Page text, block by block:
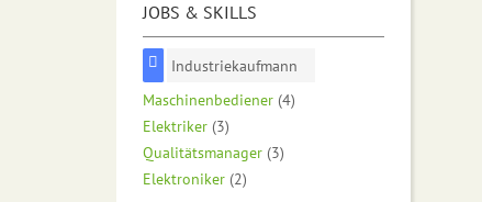
JOBS & SKILLS
Industriekaufmann
Maschinenbediener (4)
Elektriker (3)
Qualitätsmanager (3)
Elektroniker (2)